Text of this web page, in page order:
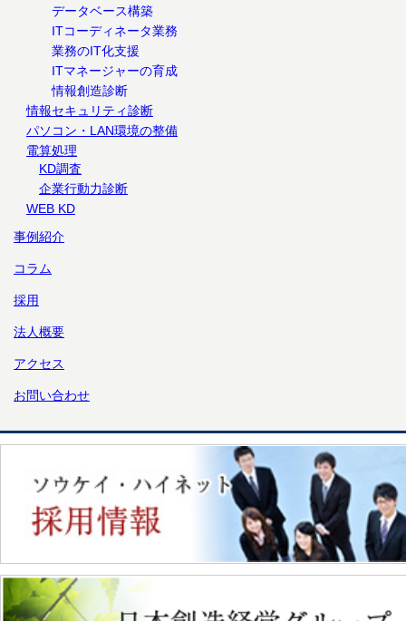
データベース構築
ITコーディネータ業務
業務のIT化支援
ITマネージャーの育成
情報創造診断
情報セキュリティ診断
パソコン・LAN環境の整備
電算処理
KD調査
企業行動力診断
WEB KD
事例紹介
コラム
採用
法人概要
アクセス
お問い合わせ